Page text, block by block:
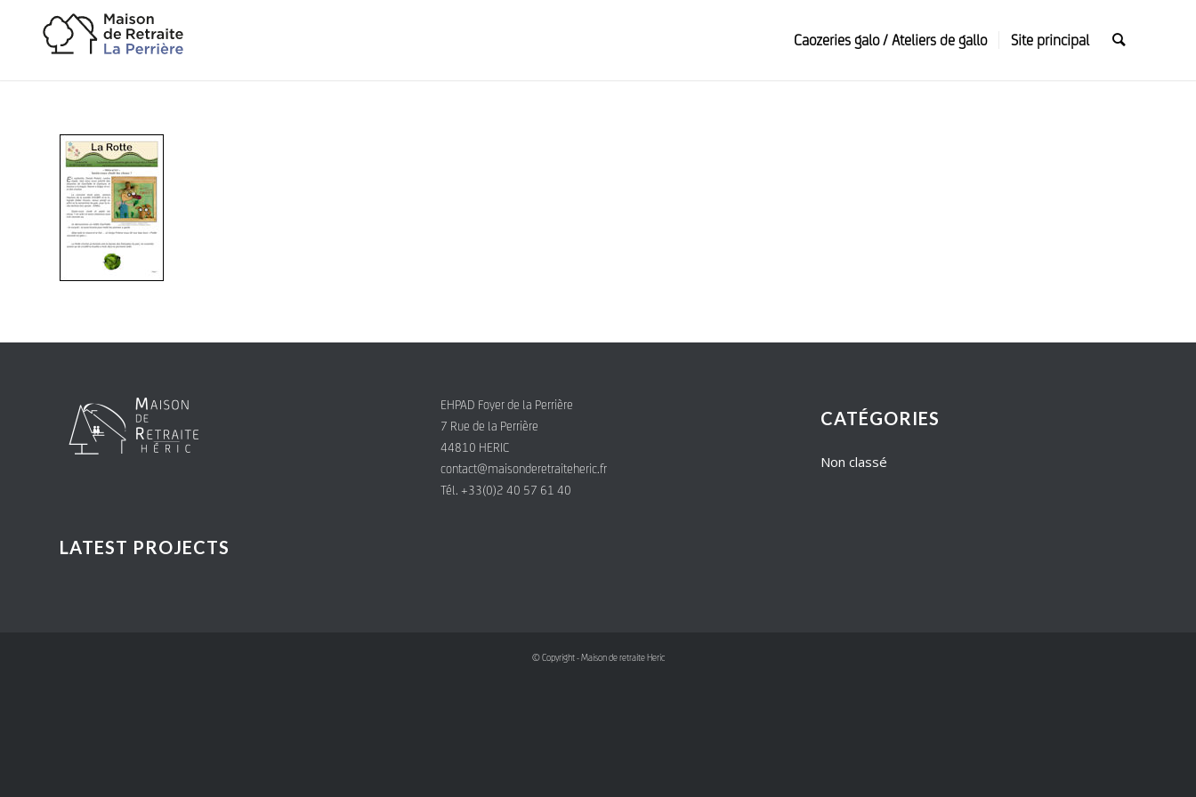
Caozeries galo / Ateliers de gallo Site principal
LATEST PROJECTS
EHPAD Foyer de la Perrière
7 Rue de la Perrière
44810 HERIC
contact@maisonderetraiteheric.fr
Tél. +33(0)2 40 57 61 40
CATÉGORIES
Non classé
© Copyright - Maison de retraite Heric